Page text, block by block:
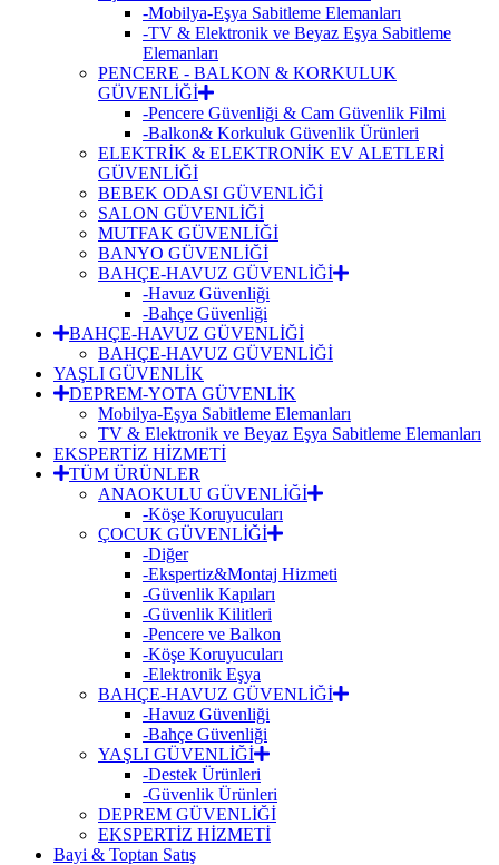
-Mobilya-Eşya Sabitleme Elemanları
-TV & Elektronik ve Beyaz Eşya Sabitleme
Elemanları
PENCERE - BALKON & KORKULUK
GÜVENLİĞİ
-Pencere Güvenliği & Cam Güvenlik Filmi
-Balkon& Korkuluk Güvenlik Ürünleri
ELEKTRİK & ELEKTRONİK EV ALETLERİ
GÜVENLİĞİ
BEBEK ODASI GÜVENLİĞİ
SALON GÜVENLİĞİ
MUTFAK GÜVENLİĞİ
BANYO GÜVENLİĞİ
BAHÇE-HAVUZ GÜVENLİĞİ
-Havuz Güvenliği
-Bahçe Güvenliği
BAHÇE-HAVUZ GÜVENLİĞİ
BAHÇE-HAVUZ GÜVENLİĞİ
YAŞLI GÜVENLİK
DEPREM-YOTA GÜVENLİK
Mobilya-Eşya Sabitleme Elemanları
TV & Elektronik ve Beyaz Eşya Sabitleme Elemanları
EKSPERTİZ HİZMETİ
TÜM ÜRÜNLER
ANAOKULU GÜVENLİĞİ
-Köşe Koruyucuları
ÇOCUK GÜVENLİĞİ
-Diğer
-Ekspertiz&Montaj Hizmeti
-Güvenlik Kapıları
-Güvenlik Kilitleri
-Pencere ve Balkon
-Köşe Koruyucuları
-Elektronik Eşya
BAHÇE-HAVUZ GÜVENLİĞİ
-Havuz Güvenliği
-Bahçe Güvenliği
YAŞLI GÜVENLİĞİ
-Destek Ürünleri
-Güvenlik Ürünleri
DEPREM GÜVENLİĞİ
EKSPERTİZ HİZMETİ
Bayi & Toptan Satış